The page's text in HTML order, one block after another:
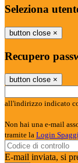
Seleziona
button close ×
Recupero
button close ×
all'indirizzo indicato
Non hai una e-mail
tramite la Login
E-mail inviata, si